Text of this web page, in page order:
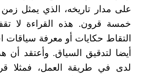
على مدار تاريخه، الذي يمثل زمن
خمسة قرون. هذه القراءة لا
التقاط حكايات أو معرفة سياقات
أيضا لتدقيق السياق. وأعتقد أن
لدى في طريقة العمل، فمثلا